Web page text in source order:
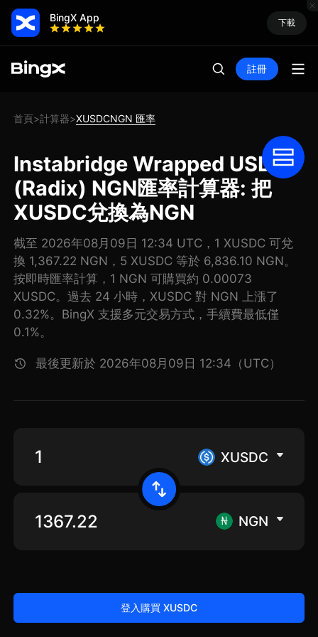
BingX App 下載
註冊
首頁>計算器>XUSDCNGN 匯率
Instabridge Wrapped USDC
(Radix) NGN匯率計算器: 把
XUSDC兌換為NGN
截至 2026年08月09日 12:34 UTC，1 XUSDC 可兌
換 1,367.22 NGN，5 XUSDC 等於 6,836.10 NGN。
按即時匯率計算，1 NGN 可購買約 0.00073
XUSDC。過去 24 小時，XUSDC 對 NGN 上漲了
0.32%。BingX 支援多元交易方式，手續費最低僅
0.1%。
最後更新於 2026年08月09日 12:34（UTC）
XUSDC
NGN
登入購買 XUSDC